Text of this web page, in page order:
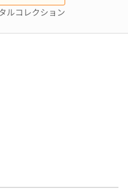
ルコレクション